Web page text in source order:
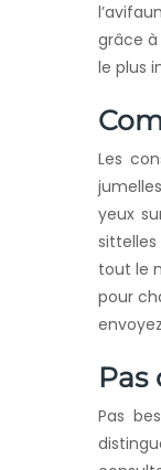
grâce à
le plus
Les
yeux
tout le
pour
Pas
Pas